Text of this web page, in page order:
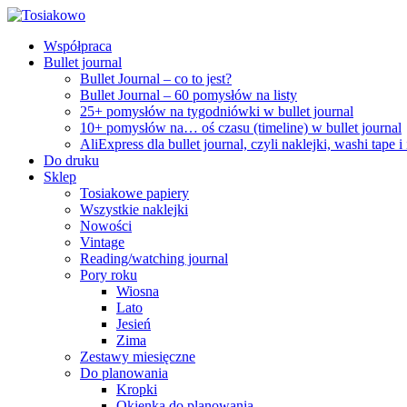
Współpraca
Bullet journal
Bullet Journal – co to jest?
Bullet Journal – 60 pomysłów na listy
25+ pomysłów na tygodniówki w bullet journal
10+ pomysłów na… oś czasu (timeline) w bullet journal
AliExpress dla bullet journal, czyli naklejki, washi tape i
Do druku
Sklep
Tosiakowe papiery
Wszystkie naklejki
Nowości
Vintage
Reading/watching journal
Pory roku
Wiosna
Lato
Jesień
Zima
Zestawy miesięczne
Do planowania
Kropki